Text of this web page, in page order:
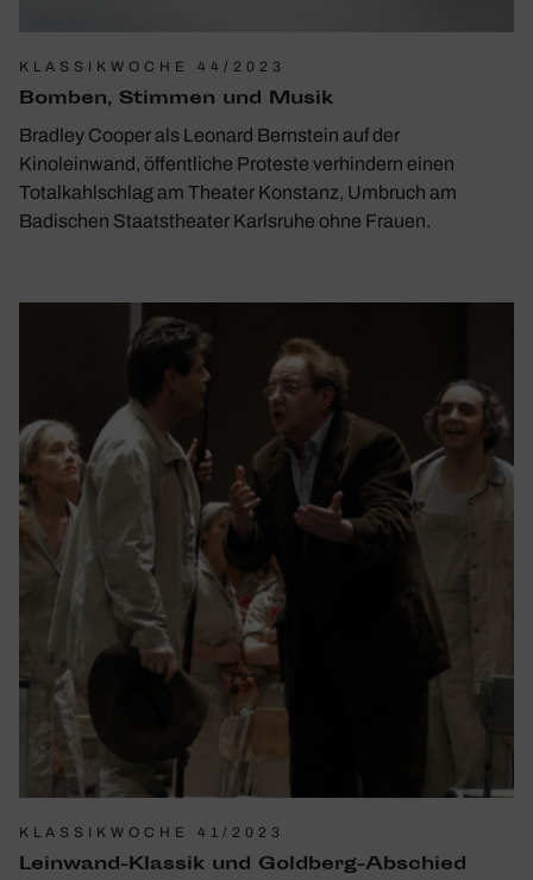
KLASSIKWOCHE 44/2023
Bomben, Stimmen und Musik
Bradley Cooper als Leonard Bernstein auf der
Kinoleinwand, öffentliche Proteste verhindern einen
Totalkahlschlag am Theater Konstanz, Umbruch am
Badischen Staatstheater Karlsruhe ohne Frauen.
KLASSIKWOCHE 41/2023
Lein­wand-Klassik und Gold­berg-Abschied